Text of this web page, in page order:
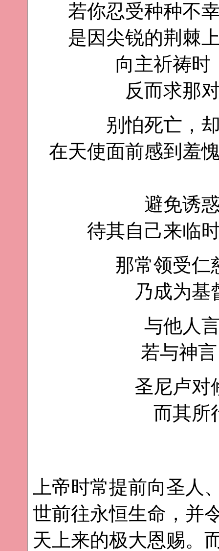
若你忍受种种不
是因尖锐的荆棘
向主祈祷时
反而求那
别怕死亡，
在天使面前感到羞
避免诱
待其自己来临
那常领受仁
乃成为基
与他人
若与神
圣尼卢对
而其所
上帝时常提前向圣人
世前往永恒生命，并
天上来的极大恩赐。